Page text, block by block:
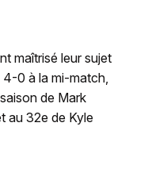
maîtrisé leur sujet
0 à la mi-match,
de Mark
au 32e de Kyle